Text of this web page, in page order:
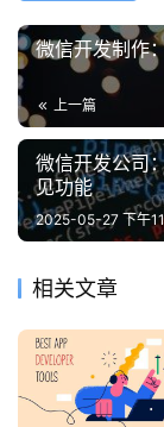
微信开发制作
上一篇
微信开发公司
见功能
2025-05-27 下午
相关文章